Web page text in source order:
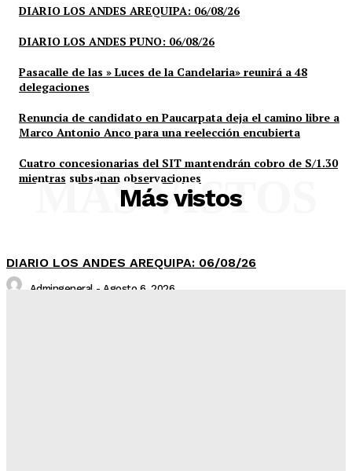
DIARIO LOS ANDES AREQUIPA: 06/08/26
DIARIO LOS ANDES PUNO: 06/08/26
Pasacalle de las » Luces de la Candelaria» reunirá a 48
delegaciones
Renuncia de candidato en Paucarpata deja el camino libre a
Marco Antonio Anco para una reelección encubierta
Cuatro concesionarias del SIT mantendrán cobro de S/1.30
mientras subsanan observaciones
Más vistos
MÁS VISTOS
DIARIO LOS ANDES AREQUIPA: 06/08/26
Admingeneral - Agosto 6, 2026